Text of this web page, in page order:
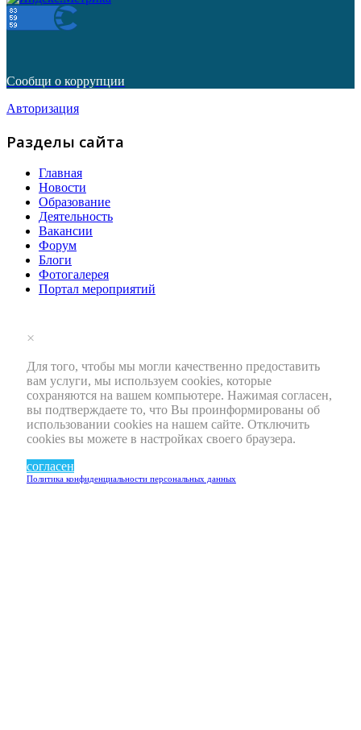
Сообщи о коррупции
Авторизация
Разделы сайта
Главная
Новости
Образование
Деятельность
Вакансии
Форум
Блоги
Фотогалерея
Портал мероприятий
×
Для того, чтобы мы могли качественно предоставить
вам услуги, мы используем cookies, которые
сохраняются на вашем компьютере. Нажимая согласен,
вы подтверждаете то, что Вы проинформированы об
использовании cookies на нашем сайте. Отключить
cookies вы можете в настройках своего браузера.
согласен
Политика конфиденциальности персональных данных